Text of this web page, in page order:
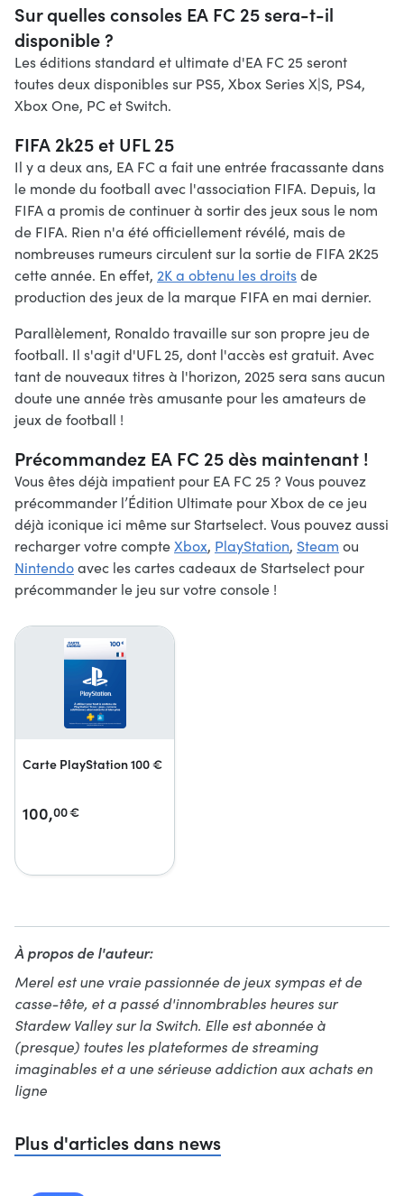
Sur quelles consoles EA FC 25 sera-t-il
disponible ?
Les éditions standard et ultimate d'EA FC 25 seront
toutes deux disponibles sur PS5, Xbox Series X|S, PS4,
Xbox One, PC et Switch.
FIFA 2k25 et UFL 25
Il y a deux ans, EA FC a fait une entrée fracassante dans
le monde du football avec l'association FIFA. Depuis, la
FIFA a promis de continuer à sortir des jeux sous le nom
de FIFA. Rien n'a été officiellement révélé, mais de
nombreuses rumeurs circulent sur la sortie de FIFA 2K25
cette année. En effet, 2K a obtenu les droitsde
production des jeux de la marque FIFA en mai dernier.
Parallèlement, Ronaldo travaille sur son propre jeu de
football. Il s'agit d'UFL 25, dont l'accès est gratuit. Avec
tant de nouveaux titres à l'horizon, 2025 sera sans aucun
doute une année très amusante pour les amateurs de
jeux de football !
Précommandez EA FC 25 dès maintenant !
Vous êtes déjà impatient pour EA FC 25 ? Vous pouvez
précommander l’Édition Ultimate pour Xbox de ce jeu
déjà iconique ici même sur Startselect. Vous pouvez aussi
recharger votre compteXbox, PlayStation, Steam ou
Nintendoavec les cartes cadeaux de Startselect pour
précommander le jeu sur votre console !
Carte PlayStation 100 €
100,00€
À propos de l'auteur:
Merel est une vraie passionnée de jeux sympas et de
casse-tête, et a passé d'innombrables heures sur
Stardew Valley sur la Switch. Elle est abonnée à
(presque) toutes les plateformes de streaming
imaginables et a une sérieuse addiction aux achats en
ligne
Plus d'articles dans news